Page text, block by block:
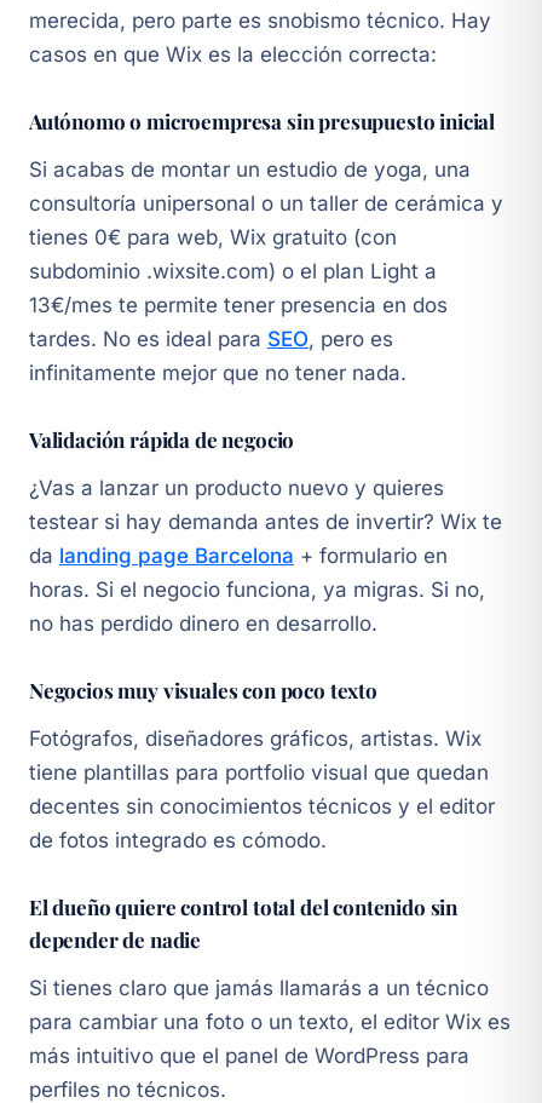
merecida, pero parte es snobismo técnico. Hay
casos en que Wix es la elección correcta:
Autónomo o microempresa sin presupuesto inicial
Si acabas de montar un estudio de yoga, una
consultoría unipersonal o un taller de cerámica y
tienes 0€ para web, Wix gratuito (con
subdominio .wixsite.com) o el plan Light a
13€/mes te permite tener presencia en dos
tardes. No es ideal para SEO, pero es
infinitamente mejor que no tener nada.
Validación rápida de negocio
¿Vas a lanzar un producto nuevo y quieres
testear si hay demanda antes de invertir? Wix te
da landing page Barcelona + formulario en
horas. Si el negocio funciona, ya migras. Si no,
no has perdido dinero en desarrollo.
Negocios muy visuales con poco texto
Fotógrafos, diseñadores gráficos, artistas. Wix
tiene plantillas para portfolio visual que quedan
decentes sin conocimientos técnicos y el editor
de fotos integrado es cómodo.
El dueño quiere control total del contenido sin
depender de nadie
Si tienes claro que jamás llamarás a un técnico
para cambiar una foto o un texto, el editor Wix es
más intuitivo que el panel de WordPress para
perfiles no técnicos.